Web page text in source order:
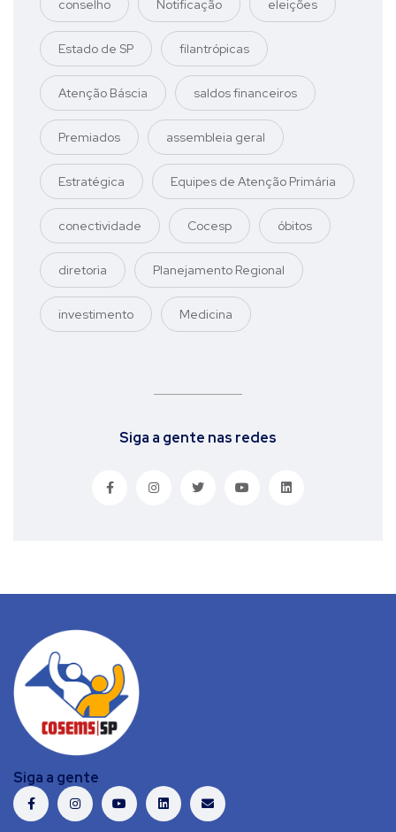
conselho Notificação eleições
Estado de SP filantrópicas
Atenção Báscia saldos financeiros
Premiados assembleia geral
Estratégica Equipes de Atenção Primária
conectividade Cocesp óbitos
diretoria Planejamento Regional
investimento Medicina
Siga a gente nas redes
Siga a gente